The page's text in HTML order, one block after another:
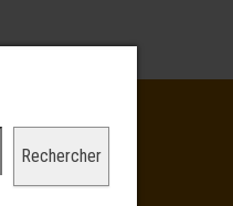
Rechercher